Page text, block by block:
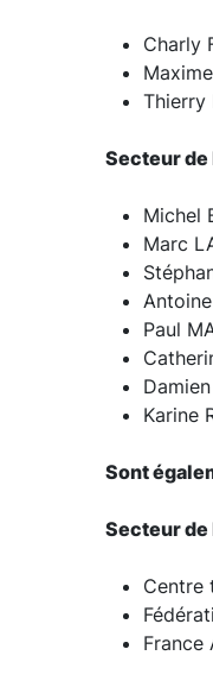
Charly
Thierry
Secteur de
Michel
Marc
Paul
Karine
Sont
Secteur de
Centre
France